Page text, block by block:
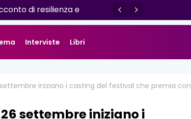
di resilienza e
D'Amico
Interviste Libri
iniziano i casting del festival che premia con
settembre iniziano i